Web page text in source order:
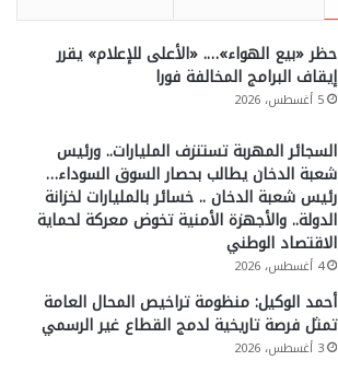
حظر «بيع الهواء»…. «الأعلى للإعلام» يقرر
إيقاف البرامج المخالفة فورا
5 أغسطس، 2026
السجائر المهربة تستنزف المليارات.. ورئيس
شعبة الدخان يطالب بحصار السوق السوداء…
رئيس شعبة الدخان .. خسائر بالمليارات لخزانة
الدولة.. والأجهزة الأمنية تخوض معركة لحماية
الاقتصاد الوطني
4 أغسطس، 2026
أحمد الوكيل: منظومة تراخيص المحال العامة
تمثل فرصة تاريخية لدمج القطاع غير الرسمي
3 أغسطس، 2026